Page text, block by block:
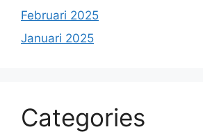
Februari 2025
Januari 2025
Categories